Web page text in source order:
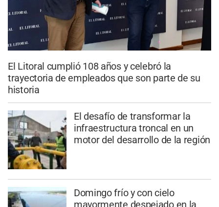
El Litoral cumplió 108 años y celebró la
trayectoria de empleados que son parte de su
historia
El desafío de transformar la
infraestructura troncal en un
motor del desarrollo de la región
Domingo frío y con cielo
mayormente despejado en la